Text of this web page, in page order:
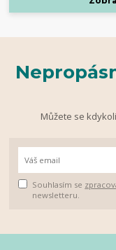
Můžete se
Souhlasím se
newsletteru.